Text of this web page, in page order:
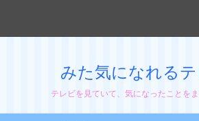
みた気になれる
テレビを見ていて、気になったことをま